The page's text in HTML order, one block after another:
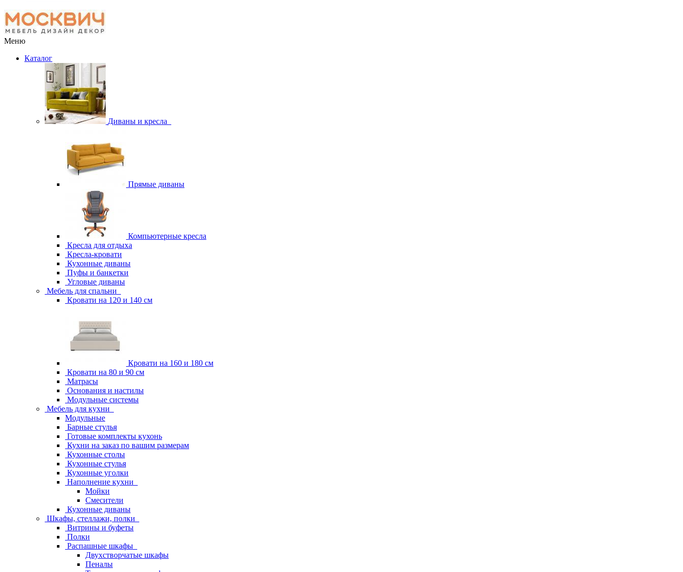
Меню
Каталог
Диваны и кресла
Прямые диваны
Компьютерные кресла
Кресла для отдыха
Кресла-кровати
Кухонные диваны
Пуфы и банкетки
Угловые диваны
Мебель для спальни
Кровати на 120 и 140 см
Кровати на 160 и 180 см
Кровати на 80 и 90 см
Матрасы
Основания и настилы
Модульные системы
Мебель для кухни
Модульные
Барные стулья
Готовые комплекты кухонь
Кухни на заказ по вашим размерам
Кухонные столы
Кухонные стулья
Кухонные уголки
Наполнение кухни
Мойки
Смесители
Кухонные диваны
Шкафы, стеллажи, полки
Витрины и буфеты
Полки
Распашные шкафы
Двухстворчатые шкафы
Пеналы